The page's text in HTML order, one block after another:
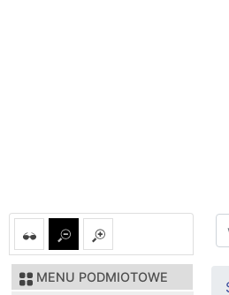
MENU PODMIOTOWE